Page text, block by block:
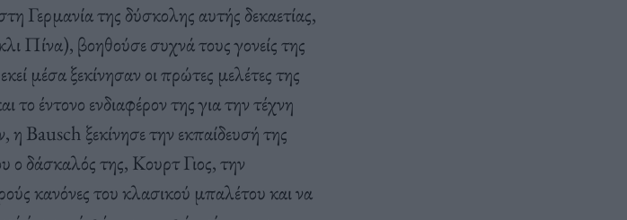
Γερμανία της δύσκολης αυτής δεκαετίας,
Πίνα), βοηθούσε συχνά τους γονείς της
μέσα ξεκίνησαν οι πρώτες μελέτες της
έντονο ενδιαφέρον της για την τέχνη
Bausch ξεκίνησε την εκπαίδευσή της
δάσκαλός της, Κουρτ Γιος, την
κανόνες του κλασικού μπαλέτου και να